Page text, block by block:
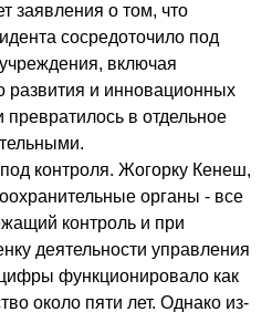
заявления о том, что
сосредоточило под
включая
развития и инновационных
превратилось в отдельное
контроля. Жогорку Кенеш,
органы - все
контроль и при
деятельности управления
функционировало как
около пяти лет. Однако из-